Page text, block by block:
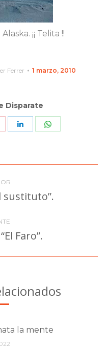
¡¡ Telita !!
Ferrer 1 marzo, 2010
Disparate
Share
Share
sustituto”.
Faro”.
la mente